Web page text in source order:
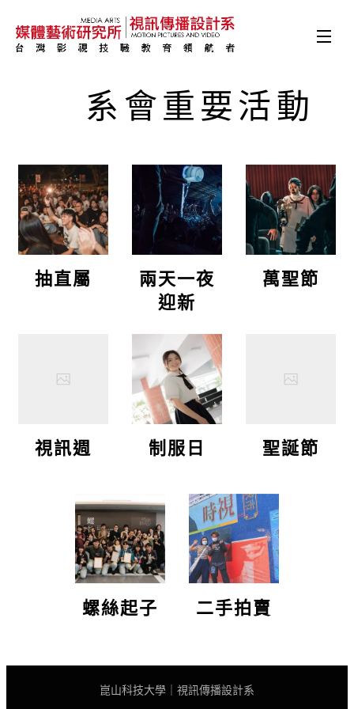
🎥系會重要活動
抽直屬
兩天一夜
迎新
萬聖節
視訊週 制服日 聖誕節
螺絲起子 二手拍賣
崑山科技大學｜視訊傳播設計系